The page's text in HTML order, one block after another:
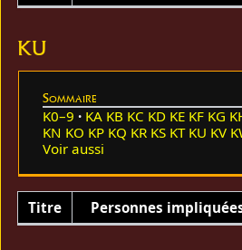
KU
Sommaire
K0–9 KA KB KC KD KE KF KG
KN KO KP KQ KR KS KT KU KV
Voir aussi
Titre Personnes